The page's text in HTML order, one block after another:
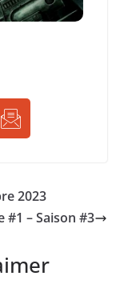
2023
#1 – Saison #3